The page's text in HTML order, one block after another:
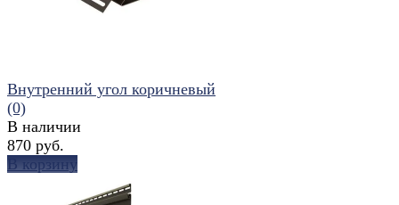
Внутренний угол коричневый
(0)
В наличии
870 руб.
В корзину